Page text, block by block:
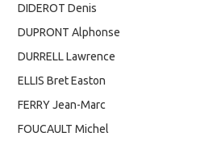
DIDEROT Denis
DUPRONT Alphonse
DURRELL Lawrence
ELLIS Bret Easton
FERRY Jean-Marc
FOUCAULT Michel